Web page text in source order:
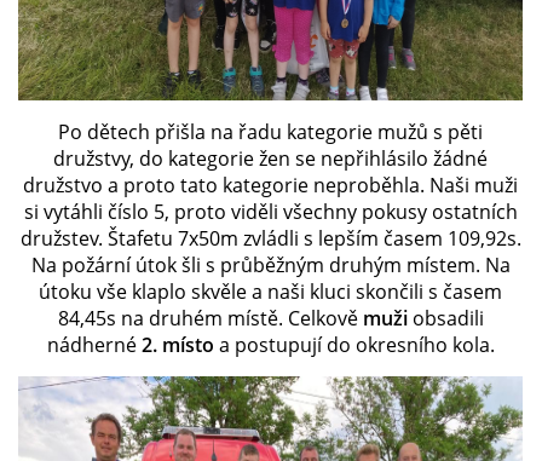
MODLITBA HASIČE
ARCHIV
SH ČMS - SDH STŘÍŽOVICE
Střížovice 157, 332 07
IČO: 49183516
číslo účtu: 193707116/0300
datové schránky: d3twtd3
Starosta sboru: Vladimír Plic
tel: +420 603 789 645
email: PlicVlada@seznam.cz
Po dětech přišla na řadu kategorie mužů s pěti
družstvy, do kategorie žen se nepřihlásilo žádné
družstvo a proto tato kategorie neproběhla. Naši muži
si vytáhli číslo 5, proto viděli všechny pokusy ostatních
družstev. Štafetu 7x50m zvládli s lepším časem 109,92s.
Na požární útok šli s průběžným druhým místem. Na
útoku vše klaplo skvěle a naši kluci skončili s časem
84,45s na druhém místě. Celkově muži obsadili
nádherné2. místo a postupují do okresního kola.